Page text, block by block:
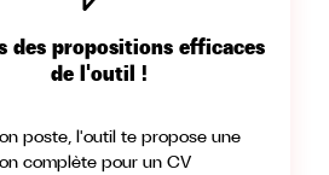
des propositions efficaces
de l'outil !
poste, l'outil te propose une
complète pour un CV